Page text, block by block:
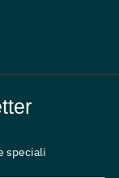
speciali